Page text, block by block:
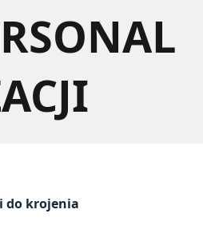
do krojenia